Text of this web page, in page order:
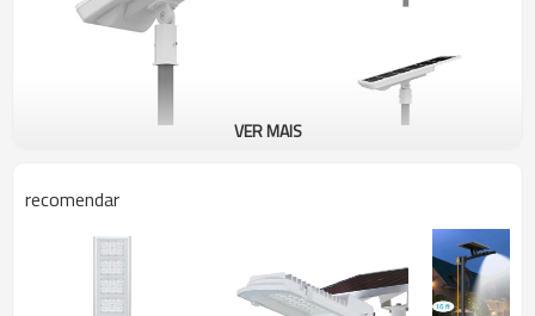
VER MAIS
recomendar